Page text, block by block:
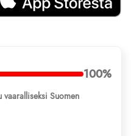
100%
vaaralliseksi Suomen